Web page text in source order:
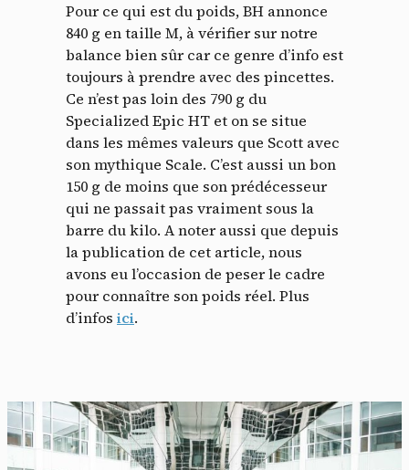
Pour ce qui est du poids, BH annonce
840 g en taille M, à vérifier sur notre
balance bien sûr car ce genre d’info est
toujours à prendre avec des pincettes.
Ce n’est pas loin des 790 g du
Specialized Epic HT et on se situe
dans les mêmes valeurs que Scott avec
son mythique Scale. C’est aussi un bon
150 g de moins que son prédécesseur
qui ne passait pas vraiment sous la
barre du kilo. A noter aussi que depuis
la publication de cet article, nous
avons eu l’occasion de peser le cadre
pour connaître son poids réel. Plus
d’infos ici.